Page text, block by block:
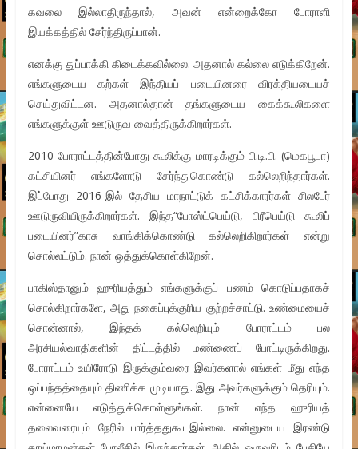
கவலை இல்லாதிருந்தால், அவன் என்றைக்கோ போராளி
இயக்கத்தில் சேர்ந்திருப்பான்.
எனக்கு துப்பாக்கி கிடைக்கவில்லை. அதனால் கல்லை எடுக்கிறேன்.
எங்களுடைய கற்கள் இந்தியப் படையினரை விரக்தியடையச்
செய்துவிட்டன. அதனால்தான் தங்களுடைய கைக்கூலிகளை
எங்களுக்குள் ஊடுருவ வைத்திருக்கிறார்கள்.
2010 போராட்டத்தின்போது கூலிக்கு மாரடிக்கும் பி.டி.பி. (மெகபூபா)
கட்சியினர் எங்களோடு சேர்ந்துகொண்டு கல்லெறிந்தார்கள்.
இப்போது 2016-இல் தேசிய மாநாட்டுக் கட்சிக்காரர்கள் சிலபேர்
ஊடுருவியிருக்கிறார்கள். இந்த“போஸ்ட்பெய்டு, பிரீபெய்டு கூலிப்
படையினர்”காசு வாங்கிக்கொண்டு கல்லெறிகிறார்கள் என்று
சொல்லட்டும். நான் ஒத்துக்கொள்கிறேன்.
பாகிஸ்தானும் ஹுரியத்தும் எங்களுக்குப் பணம் கொடுப்பதாகச்
சொல்கிறார்களே, அது நகைப்புக்குரிய குற்றச்சாட்டு. உண்மையைச்
சொன்னால், இந்தக் கல்லெறியும் போராட்டம் பல
அரசியல்வாதிகளின் திட்டத்தில் மண்ணைப் போட்டிருக்கிறது.
போராட்டம் உயிரோடு இருக்கும்வரை இவர்களால் எங்கள் மீது எந்த
ஒப்பந்தத்தையும் திணிக்க முடியாது. இது அவர்களுக்கும் தெரியும்.
என்னையே எடுத்துக்கொள்ளுங்கள். நான் எந்த ஹுரியத்
தலைவரையும் நேரில் பார்த்ததுகூடஇல்லை. என்னுடைய இரண்டு